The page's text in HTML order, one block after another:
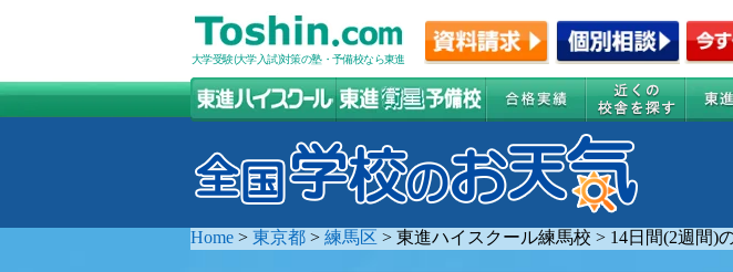
大学受験(大学入試)対策の塾・予備校なら東進
Home > 東京都 > 練馬区 > 東進ハイスクール練馬校 > 14日間(2週間)